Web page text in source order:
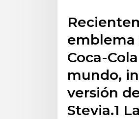
emblema
Coca-
mundo,
versión
Stevia.1